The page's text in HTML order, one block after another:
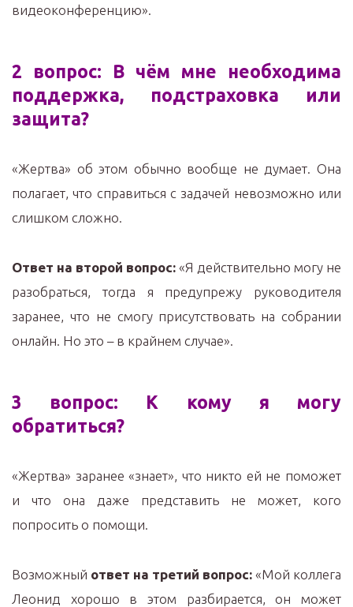
видеоконференцию».
2 вопрос: В чём мне необходима
поддержка, подстраховка или
защита?
«Жертва» об этом обычно вообще не думает. Она
полагает, что справиться с задачей невозможно или
слишком сложно.
Ответ на второй вопрос: «Я действительно могу не
разобраться, тогда я предупрежу руководителя
заранее, что не смогу присутствовать на собрании
онлайн. Но это – в крайнем случае».
3 вопрос: К кому я могу
обратиться?
«Жертва» заранее «знает», что никто ей не поможет
и что она даже представить не может, кого
попросить о помощи.
Возможный ответ на третий вопрос: «Мой коллега
Леонид хорошо в этом разбирается, он может